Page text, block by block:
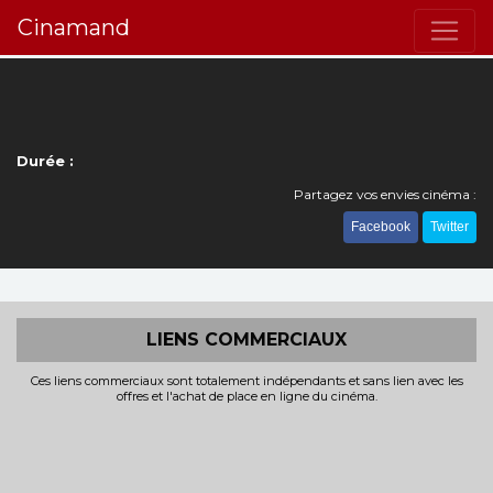
Cinamand
Durée :
Partagez vos envies cinéma :
Facebook Twitter
LIENS COMMERCIAUX
Ces liens commerciaux sont totalement indépendants et sans lien avec les
offres et l'achat de place en ligne du cinéma.